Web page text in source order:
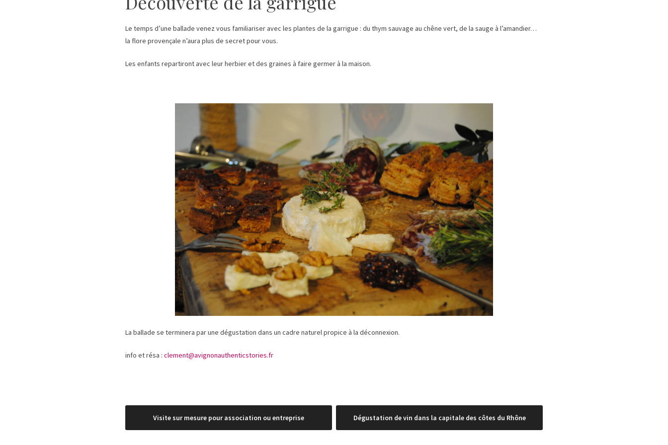
Le temps d’une ballade venez vous familiariser avec les plantes de la garrigue : du thym sauvage au chêne vert, de la sauge à l’amandier…
la flore provençale n’aura plus de secret pour vous.
Les enfants repartiront avec leur herbier et des graines à faire germer à la maison.
La ballade se terminera par une dégustation dans un cadre naturel propice à la déconnexion.
info et résa : clement@avignonauthenticstories.fr
Navigation
de
Visite sur mesure pour association ou entreprise Dégustation de vin dans la capitale des côtes du Rhône